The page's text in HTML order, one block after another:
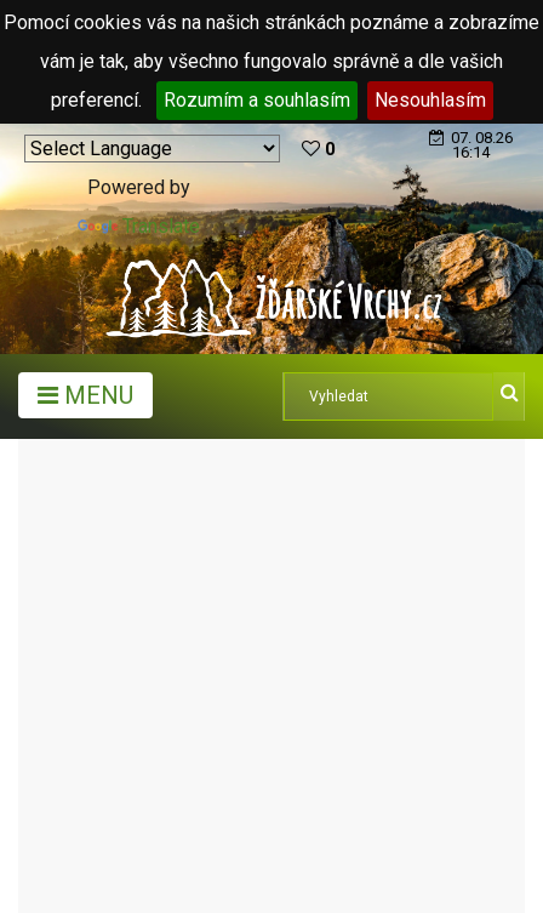
Pomocí cookies vás na našich stránkách poznáme a zobrazíme
vám je tak, aby všechno fungovalo správně a dle vašich
preferencí.
Rozumím a souhlasím Nesouhlasím
Powered by
Translate
0
07. 08.26
16:14
MENU